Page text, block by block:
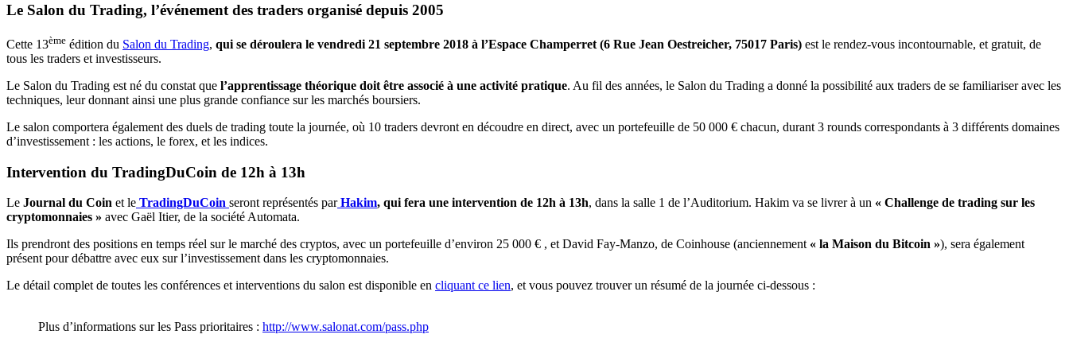
Le Salon du Trading, l’événement des traders organisé depuis 2005
Cette 13ème édition du Salon du Trading, qui se déroulera le vendredi 21 septembre 2018 à l’Espace Champerret (6 Rue Jean Oestreicher, 75017 Paris) est le rendez-vous incontournable, et gratuit, de
tous les traders et investisseurs.
Le Salon du Trading est né du constat que l’apprentissage théorique doit être associé à une activité pratique. Au fil des années, le Salon du Trading a donné la possibilité aux traders de se familiariser avec les
techniques, leur donnant ainsi une plus grande confiance sur les marchés boursiers.
Le salon comportera également des duels de trading toute la journée, où 10 traders devront en découdre en direct, avec un portefeuille de 50 000 € chacun, durant 3 rounds correspondants à 3 différents domaines
d’investissement : les actions, le forex, et les indices.
Intervention du TradingDuCoin de 12h à 13h
Le Journal du Coin et le TradingDuCoin seront représentés parHakim, qui fera une intervention de 12h à 13h, dans la salle 1 de l’Auditorium. Hakim va se livrer à un « Challenge de trading sur les
cryptomonnaies » avec Gaël Itier, de la société Automata.
Ils prendront des positions en temps réel sur le marché des cryptos, avec un portefeuille d’environ 25 000 € , et David Fay-Manzo, de Coinhouse (anciennement « la Maison du Bitcoin »), sera également
présent pour débattre avec eux sur l’investissement dans les cryptomonnaies.
Le détail complet de toutes les conférences et interventions du salon est disponible en cliquant ce lien, et vous pouvez trouver un résumé de la journée ci-dessous :
Plus d’informations sur les Pass prioritaires : http://www.salonat.com/pass.php